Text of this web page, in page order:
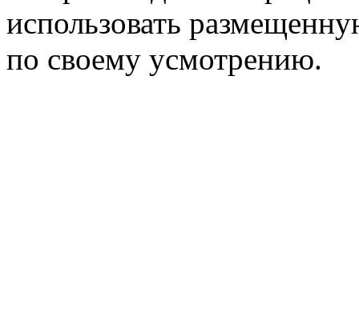
использовать
по своему усмотрению.